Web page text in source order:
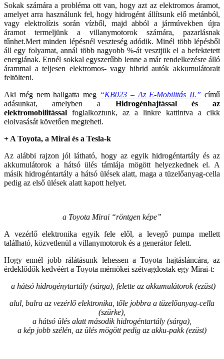
Sokak számára a probléma ott van, hogy azt az elektromos áramot,
amelyet arra használunk fel, hogy hidrogént állítsunk elő metánból,
vagy elektrolízis során vízből, majd abból a jármúvekben újra
áramot termeljünk a villanymotorok számára, pazarlásnak
tűnhet.Mert minden lépésnél veszteség adódik. Minél több lépésből
áll egy folyamat, annál több nagyobb %-át vesztjük el a befektetett
energiának. Ennél sokkal egyszerűbb lenne a már rendelkezésre álló
árammal a teljesen elektromos- vagy hibrid autók akkumulátorait
feltölteni.
Aki még nem hallgatta meg “KB023 – Az E-Mobilitás II.” című
adásunkat, amelyben a Hidrogénhajtással és az
elektromobilitással foglalkoztunk, az a linkre kattintva a cikk
elolvasását követően megteheti.
+ A Toyota, a Mirai és a Tesla-k
Az alábbi rajzon jól látható, hogy az egyik hidrogéntartály és az
akkumulátorok a hátsó ülés támlája mögött helyezkednek el. A
másik hidrogéntartály a hátsó ülések alatt, maga a tüzelőanyag-cella
pedig az első ülések alatt kapott helyet.
a Toyota Mirai “röntgen képe”
A vezérlő elektronika egyik fele elől, a levegő pumpa mellett
található, közvetlenül a villanymotorok és a generátor felett.
Hogy ennél jobb rálátásunk lehessen a Toyota hajtásláncára, az
érdeklődők kedvéért a Toyota mérnökei szétvagdostak egy Mirai-t:
a hátsó hidrogénytartály (sárga), felette az akkumulátorok (ezüst)
alul, balra az vezérlő elektronika, tőle jobbra a tüzelőanyag-cella
(szürke),
a hátsó ülés alatt második hidrogéntartály (sárga),
a kép jobb szélén, az ülés mögött pedig az akku-pakk (ezüst)